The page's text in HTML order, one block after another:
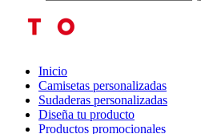
Inicio
Camisetas personalizadas
Sudaderas personalizadas
Diseña tu producto
Productos promocionales